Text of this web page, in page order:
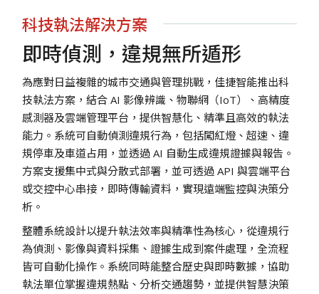
科技執法解決方案
即時偵測，違規無所遁形
為應對日益複雜的城市交通與管理挑戰，佳捷智能推出科
技執法方案，結合 AI 影像辨識、物聯網（IoT）、高精度
感測器及雲端管理平台，提供智慧化、精準且高效的執法
能力。系統可自動偵測違規行為，包括闖紅燈、超速、違
規停車及車道占用，並透過 AI 自動生成違規證據與報告。
方案支援集中式與分散式部署，並可透過 API 與雲端平台
或交控中心串接，即時傳輸資料，實現遠端監控與決策分
析。
整體系統設計以提升執法效率與精準性為核心，從違規行
為偵測、影像與資料採集、證據生成到案件處理，全流程
皆可自動化操作。系統同時能整合歷史與即時數據，協助
執法單位掌握違規熱點、分析交通趨勢，並提供智慧決策